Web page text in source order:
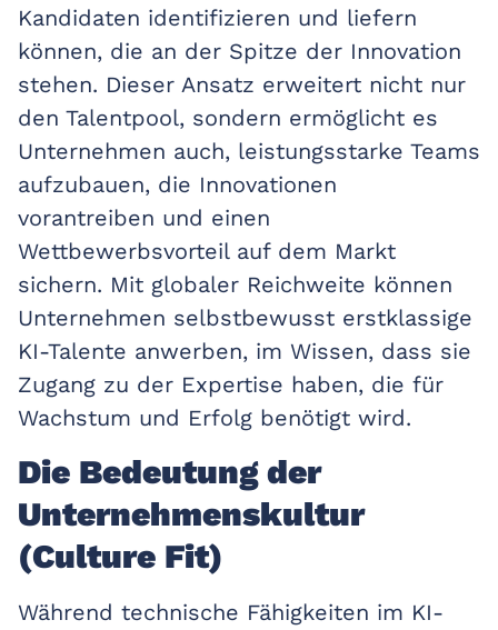
Kandidaten identifizieren und liefern
können, die an der Spitze der Innovation
stehen. Dieser Ansatz erweitert nicht nur
den Talentpool, sondern ermöglicht es
Unternehmen auch, leistungsstarke Teams
aufzubauen, die Innovationen
vorantreiben und einen
Wettbewerbsvorteil auf dem Markt
sichern. Mit globaler Reichweite können
Unternehmen selbstbewusst erstklassige
KI-Talente anwerben, im Wissen, dass sie
Zugang zu der Expertise haben, die für
Wachstum und Erfolg benötigt wird.
Die Bedeutung der
Unternehmenskultur
(Culture Fit)
Während technische Fähigkeiten im KI-